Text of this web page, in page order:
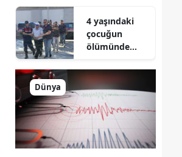
4 yaşındaki
çocuğun
ölümünde
Dünya